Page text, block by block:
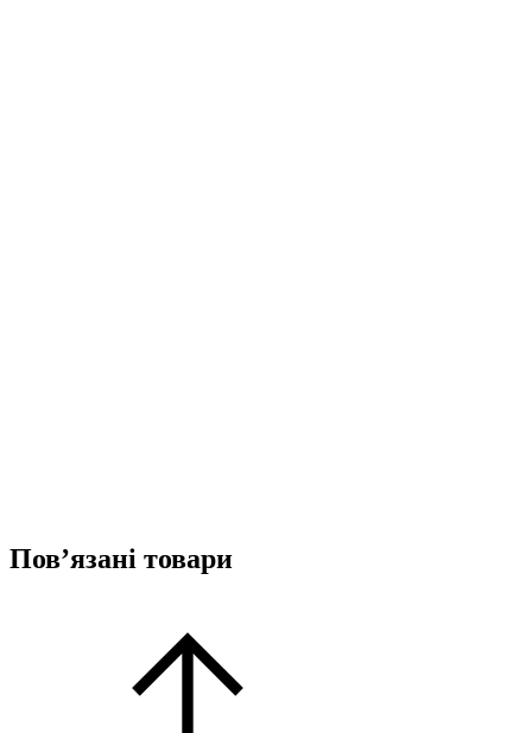
Пов’язані товари